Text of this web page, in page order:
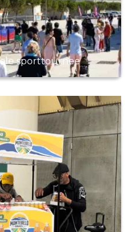
sporttournee